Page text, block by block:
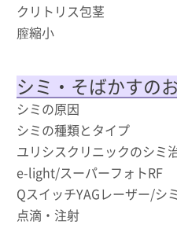
クリトリス包茎
膣縮小
シミ・そばかすの
シミの原因
シミの種類とタイプ
ユリシスクリニックのシミ
e-light/スーパーフォトRF
QスイッチYAGレーザー/シ
点滴・注射